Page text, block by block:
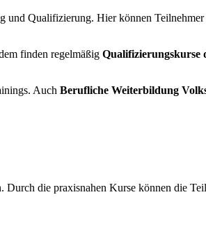
und Qualifizierung. Hier können
finden regelmäßig Qualifizierungskurse
Auch Berufliche Weiterbildung
die praxisnahen Kurse können die